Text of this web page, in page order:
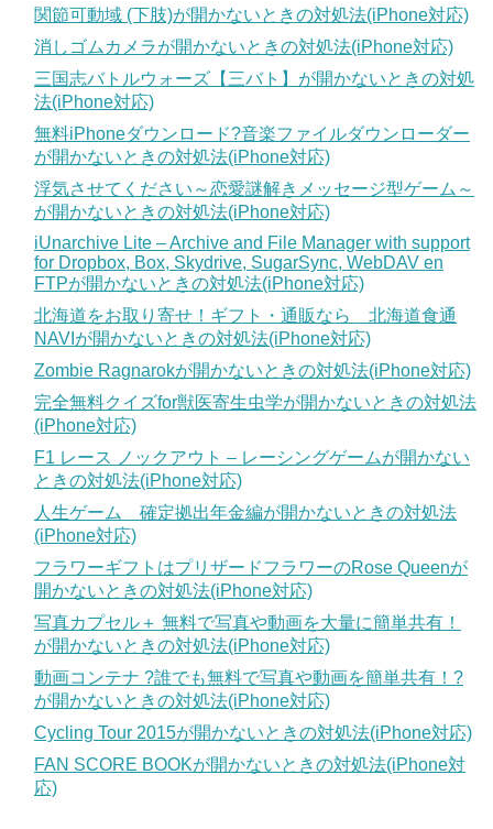
関節可動域 (下肢)が開かないときの対処法(iPhone対応)
消しゴムカメラが開かないときの対処法(iPhone対応)
三国志バトルウォーズ【三バト】が開かないときの対処
法(iPhone対応)
無料iPhoneダウンロード?音楽ファイルダウンローダー
が開かないときの対処法(iPhone対応)
浮気させてください～恋愛謎解きメッセージ型ゲーム～
が開かないときの対処法(iPhone対応)
iUnarchive Lite – Archive and File Manager with support
for Dropbox, Box, Skydrive, SugarSync, WebDAV en
FTPが開かないときの対処法(iPhone対応)
北海道をお取り寄せ！ギフト・通販なら 北海道食通
NAVIが開かないときの対処法(iPhone対応)
Zombie Ragnarokが開かないときの対処法(iPhone対応)
完全無料クイズfor獣医寄生虫学が開かないときの対処法
(iPhone対応)
F1 レース ノックアウト – レーシングゲームが開かない
ときの対処法(iPhone対応)
人生ゲーム 確定拠出年金編が開かないときの対処法
(iPhone対応)
フラワーギフトはプリザードフラワーのRose Queenが
開かないときの対処法(iPhone対応)
写真カプセル＋ 無料で写真や動画を大量に簡単共有！
が開かないときの対処法(iPhone対応)
動画コンテナ ?誰でも無料で写真や動画を簡単共有！?
が開かないときの対処法(iPhone対応)
Cycling Tour 2015が開かないときの対処法(iPhone対応)
FAN SCORE BOOKが開かないときの対処法(iPhone対
応)